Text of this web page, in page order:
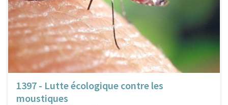
1397 - Lutte écologique contre les
moustiques